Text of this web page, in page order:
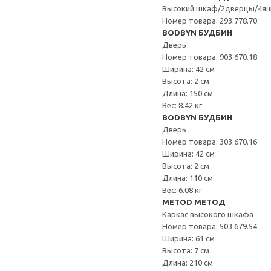
Высокий шкаф/2дверцы/
Номер товара: 293.778.70
BODBYN БУДБИН
Дверь
Номер товара: 903.670.18
Ширина: 42 см
Высота: 2 см
Длина: 150 см
Вес: 8.42 кг
BODBYN БУДБИН
Дверь
Номер товара: 303.670.16
Ширина: 42 см
Высота: 2 см
Длина: 110 см
Вес: 6.08 кг
METOD МЕТОД
Каркас высокого шкафа
Номер товара: 503.679.54
Ширина: 61 см
Высота: 7 см
Длина: 210 см